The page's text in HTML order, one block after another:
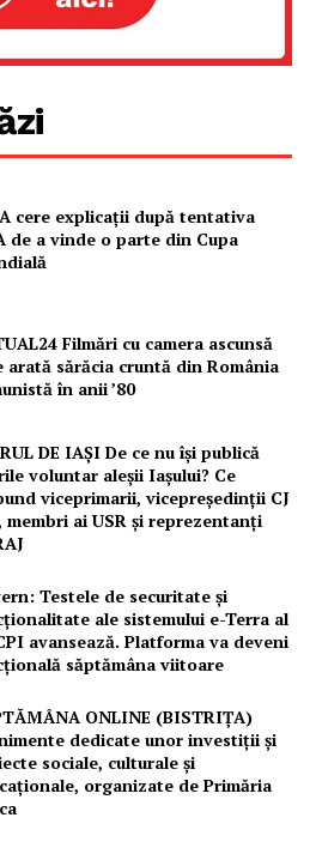
cere explicații după tentativa
de a vinde o parte din Cupa
Filmări cu camera ascunsă
arată sărăcia cruntă din România
în anii ’80
DE IAȘI De ce nu își publică
voluntar aleșii Iașului? Ce
viceprimarii, vicepreședinții CJ
membri ai USR și reprezentanți
Testele de securitate și
ale sistemului e-Terra al
avansează. Platforma va deveni
săptămâna viitoare
ONLINE (BISTRIȚA)
dedicate unor investiții și
sociale, culturale și
organizate de Primăria